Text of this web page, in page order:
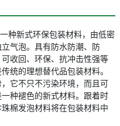
种新式环保包装材料，由低密
气泡。具有防水防潮、防
收回、环保、抗冲击性强等
统的理想替代品包装材料。
它不只不污染环境，而且可
种褪色的新式材料。跟着时
棉发泡材料将在包装材料中